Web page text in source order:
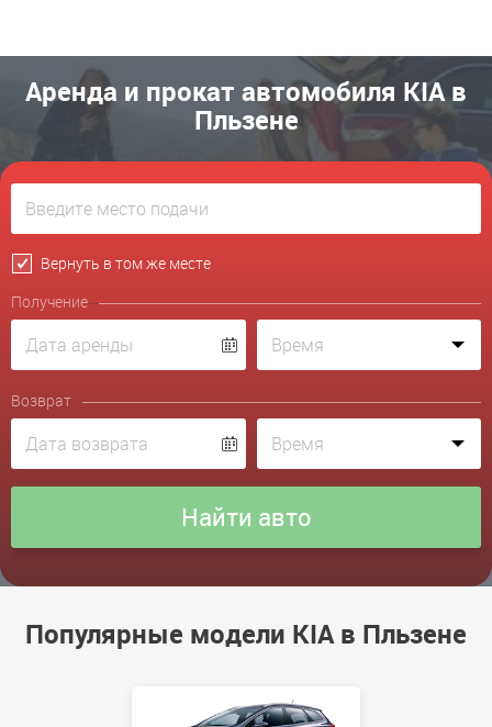
Аренда и прокат автомобиля KIA в
Пльзене
Вернуть в том же месте
Получение
Возврат
Популярные модели KIA в Пльзене